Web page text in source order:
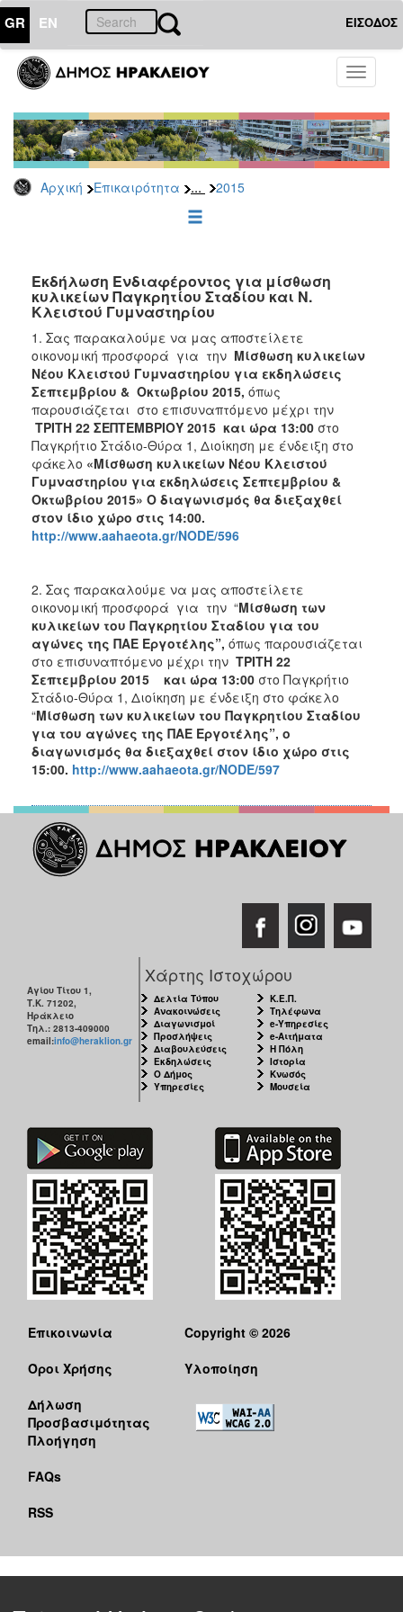
GR EN ΕΙΣΟΔΟΣ
Toggle
Αρχική Επικαιρότητα ... 2015
ΕΠΙΚΑΙΡΟΤΗΤΑ
-
Δημοπρασίες
Αρχείο
2026
2022
2020
2019
2018
2017
2016
2015
2013
ΔΗΜΟΤΗΣ
ΕΠΙΣΚΕΠΤΗΣ
ΗΡΑΚΛΕΙΟ
Εκδήλωση Ενδιαφέροντος για μίσθωση
κυλικείων Παγκρητίου Σταδίου και Ν.
Κλειστού Γυμναστηρίου
1. Σας παρακαλούμε να μας αποστείλετε
οικονομική προσφορά για την Μίσθωση κυλικείων
Νέου Κλειστού Γυμναστηρίου για εκδηλώσεις
Σεπτεμβρίου & Οκτωβρίου 2015, όπως
παρουσιάζεται στο επισυναπτόμενο μέχρι την
ΤΡΙΤΗ 22 ΣΕΠΤΕΜΒΡΙΟΥ 2015 και ώρα 13:00 στο
Παγκρήτιο Στάδιο-Θύρα 1, Διοίκηση με ένδειξη στο
φάκελο «Μίσθωση κυλικείων Νέου Κλειστού
Γυμναστηρίου για εκδηλώσεις Σεπτεμβρίου &
Οκτωβρίου 2015» Ο διαγωνισμός θα διεξαχθεί
στον ίδιο χώρο στις 14:00.
http://www.aahaeota.gr/NODE/596
2. Σας παρακαλούμε να μας αποστείλετε
οικονομική προσφορά για την “Μίσθωση των
κυλικείων του Παγκρητίου Σταδίου για του
αγώνες της ΠΑΕ Εργοτέλης”, όπως παρουσιάζεται
στο επισυναπτόμενο μέχρι την ΤΡΙΤΗ 22
Σεπτεμβρίου 2015 και ώρα 13:00 στο Παγκρήτιο
Στάδιο-Θύρα 1, Διοίκηση με ένδειξη στο φάκελο
“Μίσθωση των κυλικείων του Παγκρητίου Σταδίου
για του αγώνες της ΠΑΕ Εργοτέλης”, ο
διαγωνισμός θα διεξαχθεί στον ίδιο χώρο στις
15:00. http://www.aahaeota.gr/NODE/597
Αγίου Τίτου 1,
Τ.Κ. 71202,
Ηράκλειο
Τηλ.: 2813-409000
email:info@heraklion.gr
Χάρτης Ιστοχώρου
Δελτία Τύπου
Ανακοινώσεις
Διαγωνισμοί
Προσλήψεις
Διαβουλεύσεις
Εκδηλώσεις
Ο Δήμος
Υπηρεσίες
Κ.Ε.Π.
Τηλέφωνα
e-Υπηρεσίες
e-Αιτήματα
Η Πόλη
Ιστορία
Κνωσός
Μουσεία
Επικοινωνία
Όροι Χρήσης
Δήλωση
Προσβασιμότητας
Πλοήγηση
FAQs
RSS
Copyright © 2026
Υλοποίηση